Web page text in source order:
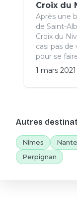
Croix du
Après une
de Saint-
Croix du
casi pas de
pour se
1 mars 2021
Autres
Nîmes
Perpignan